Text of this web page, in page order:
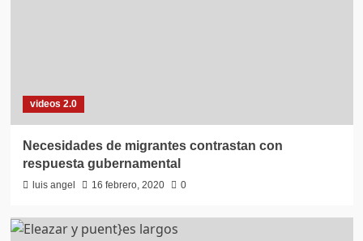
videos 2.0
Necesidades de migrantes contrastan con
respuesta gubernamental
luis angel 16 febrero, 2020 0